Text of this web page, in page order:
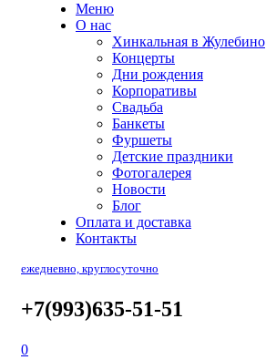
Меню
О нас
Хинкальная в Жулебино
Концерты
Дни рождения
Корпоративы
Свадьба
Банкеты
Фуршеты
Детские праздники
Фотогалерея
Новости
Блог
Оплата и доставка
Контакты
ежедневно, круглосуточно
+7(993)635-51-51
0